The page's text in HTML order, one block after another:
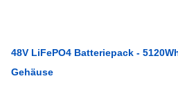
48V LiFePO4 Batteriepack -
Gehäuse